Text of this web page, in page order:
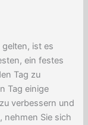
ist es
ein festes
Tag zu
Tag einige
verbessern und
nehmen Sie sich